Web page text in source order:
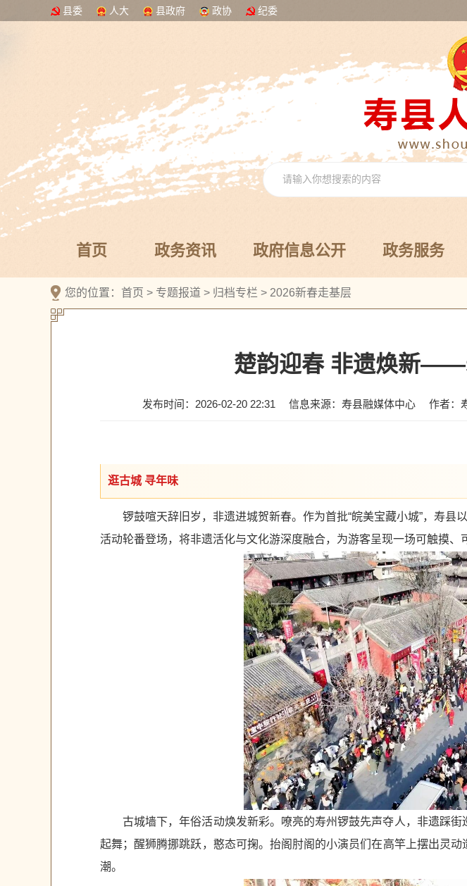
县委 人大 县政府 政协 纪委
首页 政务资讯 政府信息公开 政务服务
您的位置： 首页 > 专题报道 > 归档专栏 > 2026新春走基层
楚韵迎春 非遗焕新——
发布时间：2026-02-20 22:31 信息来源：寿县融媒体中心 作者：
逛古城 寻年味
锣鼓喧天辞旧岁，非遗进城贺新春。作为首批“皖美宝藏小城”，寿
活动轮番登场，将非遗活化与文化游深度融合，为游客呈现一场可触摸、
古城墙下，年俗活动焕发新彩。嘹亮的寿州锣鼓先声夺人，非遗踩
起舞；醒狮腾挪跳跃，憨态可掬。抬阁肘阁的小演员们在高竿上摆出灵
潮。